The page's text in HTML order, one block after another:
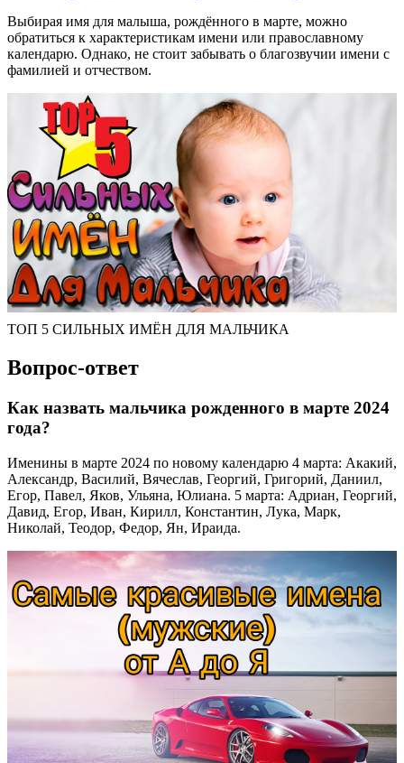
Выбирая имя для малыша, рождённого в марте, можно
обратиться к характеристикам имени или православному
календарю. Однако, не стоит забывать о благозвучии имени с
фамилией и отчеством.
ТОП 5 СИЛЬНЫХ ИМЁН ДЛЯ МАЛЬЧИКА
Вопрос-ответ
Как назвать мальчика рожденного в марте 2024
года?
Именины в марте 2024 по новому календарю 4 марта: Акакий,
Александр, Василий, Вячеслав, Георгий, Григорий, Даниил,
Егор, Павел, Яков, Ульяна, Юлиана. 5 марта: Адриан, Георгий,
Давид, Егор, Иван, Кирилл, Константин, Лука, Марк,
Николай, Теодор, Федор, Ян, Ираида.